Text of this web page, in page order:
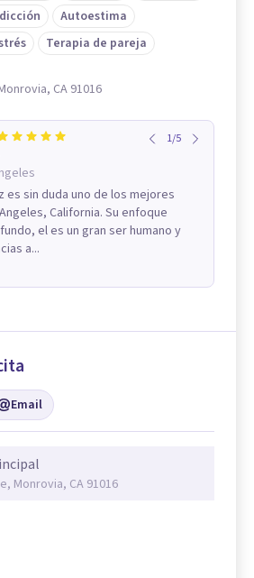
Autoestima
Terapia de pareja
CA 91016
1/5
es sin duda uno de los mejores
California. Su enfoque
el es un gran ser humano y
a...
Email
Monrovia, CA 91016